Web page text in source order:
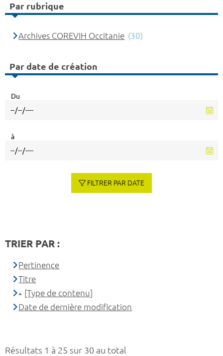
Résultats 1 à 25 sur 30 au total
Par rubrique
Archives COREVIH Occitanie (30)
Par date de création
Du
à
FILTRER PAR DATE
TRIER PAR :
Pertinence
Titre
[Type de contenu]
Date de dernière modification